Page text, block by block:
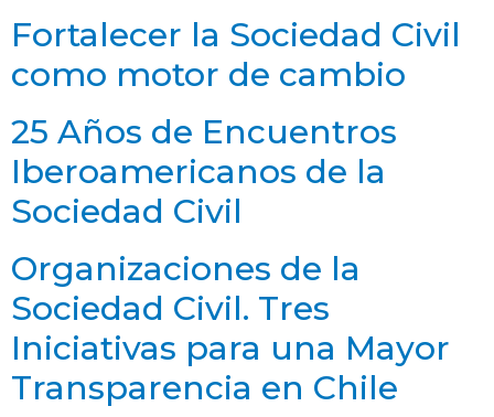
Fortalecer la Sociedad Civil
como motor de cambio
25 Años de Encuentros
Iberoamericanos de la
Sociedad Civil
Organizaciones de la
Sociedad Civil. Tres
Iniciativas para una Mayor
Transparencia en Chile